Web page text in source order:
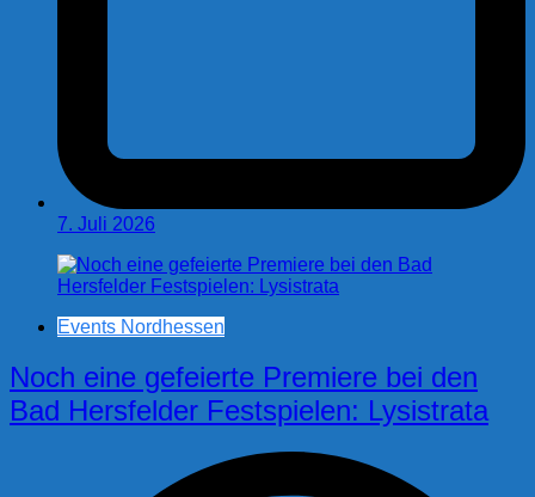
7. Juli 2026
Events Nordhessen
Noch eine gefeierte Premiere bei den
Bad Hersfelder Festspielen: Lysistrata